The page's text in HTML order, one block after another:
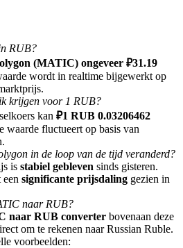
contante beloningen te ontvangen
RUB?
(MATIC) ongeveer ₽31.19
wordt in realtime bijgewerkt op
krijgen voor 1 RUB?
kan ₽1 RUB 0.03206462
waarde fluctueert op basis van
in de loop van de tijd veranderd?
is stabiel gebleven sinds gisteren.
significante prijsdaling gezien in
naar RUB?
naar RUB converter bovenaan deze
om te rekenen naar Russian Ruble.
voorbeelden: